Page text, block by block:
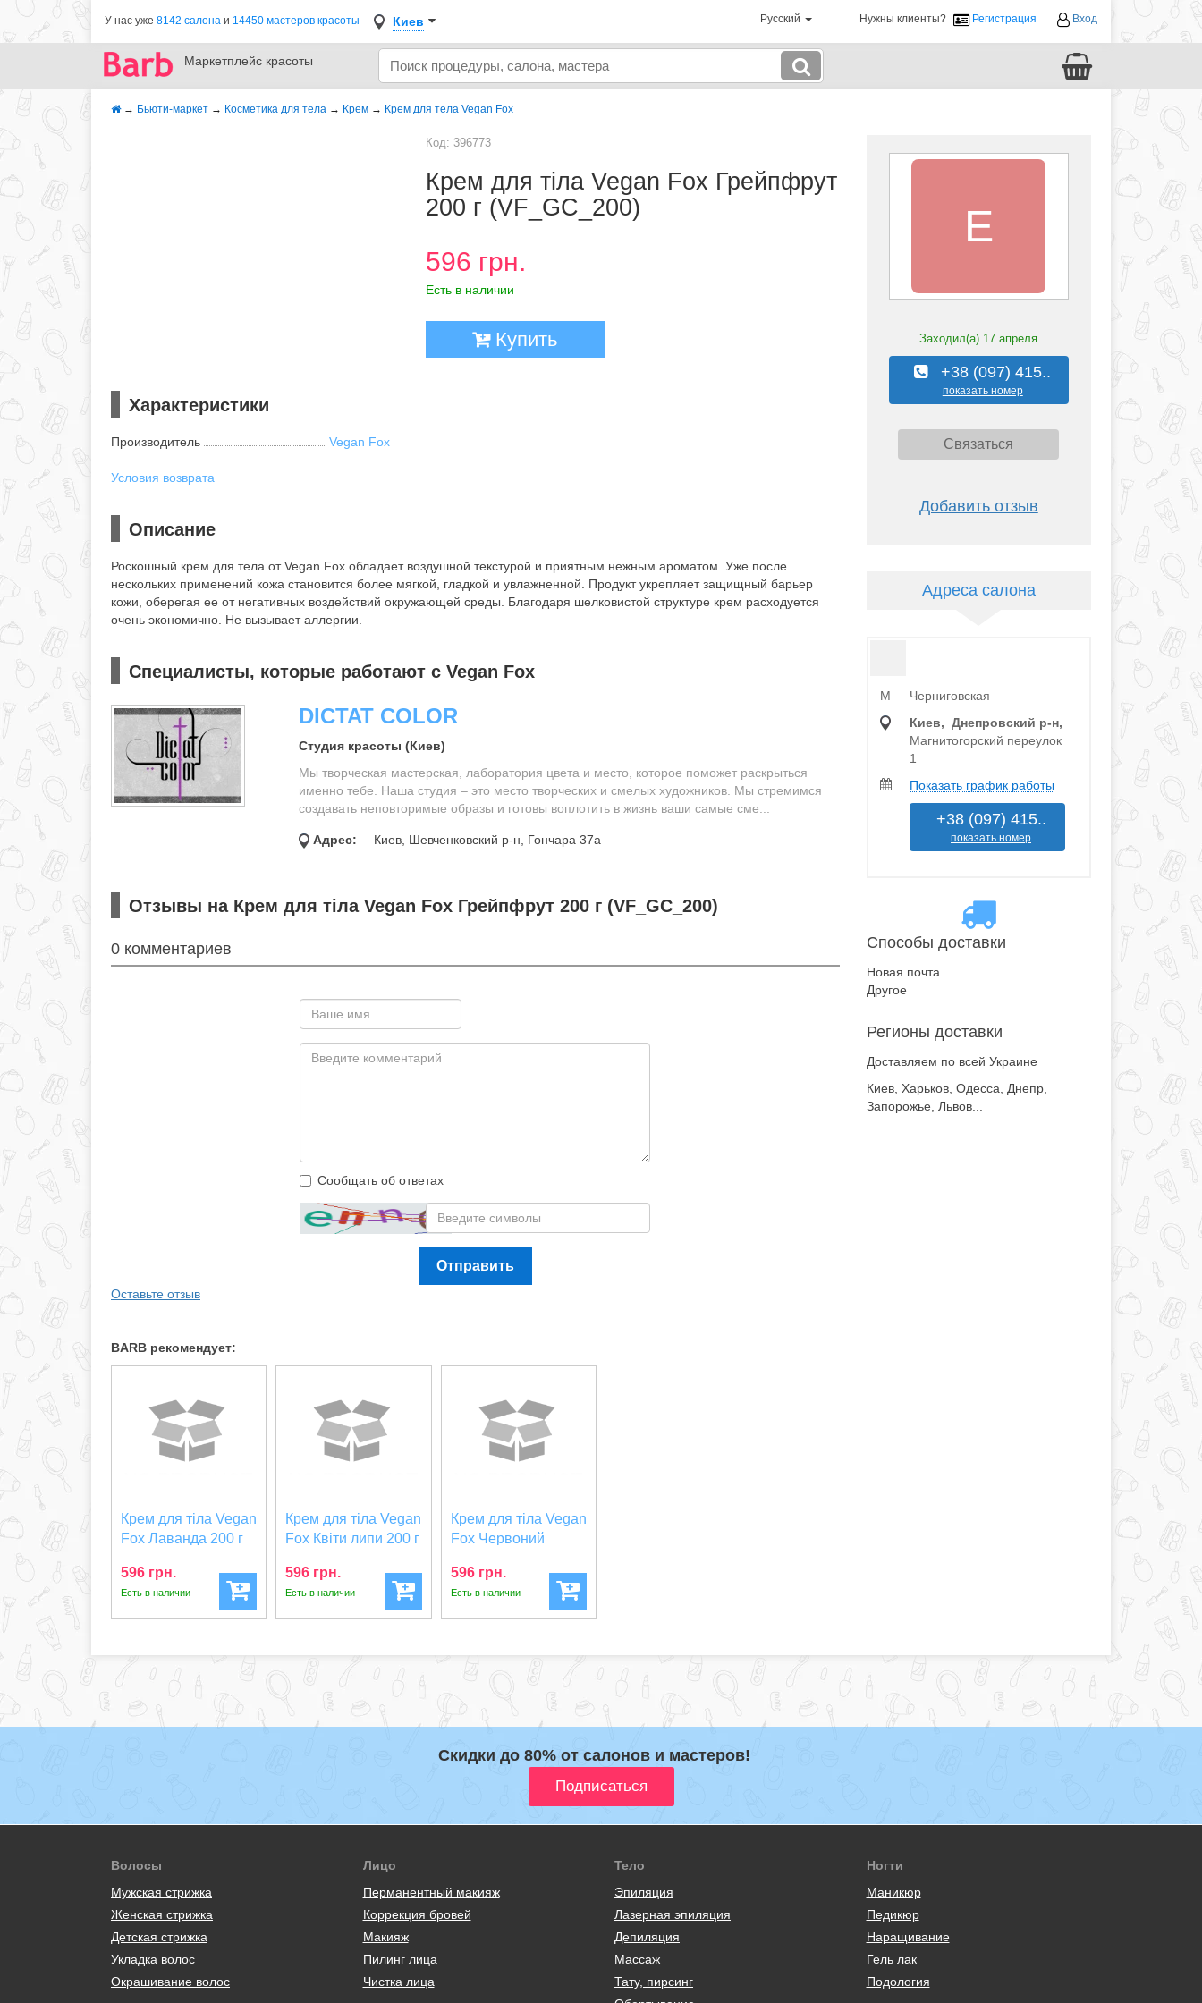
У нас уже 8142 салона и 14450 мастеров красоты Киев Русский Нужны клиенты? Регистрация Вход
Маркетплейс красоты
→ Бьюти-маркет → Косметика для тела → Крем → Крем для тела Vegan Fox
Код: 396773
Крем для тіла Vegan Fox Грейпфрут
200 г (VF_GC_200)
596 грн.
Есть в наличии
Купить
Характеристики
Производитель Vegan Fox
Условия возврата
Описание
Роскошный крем для тела от Vegan Fox обладает воздушной текстурой и приятным нежным ароматом. Уже после
нескольких применений кожа становится более мягкой, гладкой и увлажненной. Продукт укрепляет защищный барьер
кожи, оберегая ее от негативных воздействий окружающей среды. Благодаря шелковистой структуре крем расходуется
очень экономично. Не вызывает аллергии.
Специалисты, которые работают с Vegan Fox
DICTAT COLOR
Студия красоты (Киев)
Мы творческая мастерская, лаборатория цвета и место, которое поможет раскрыться
именно тебе. Наша студия – это место творческих и смелых художников. Мы стремимся
создавать неповторимые образы и готовы воплотить в жизнь ваши самые сме...
Адрес: Киев, Шевченковский р-н, Гончара 37а
Отзывы на Крем для тіла Vegan Fox Грейпфрут 200 г (VF_GC_200)
0 комментариев
Сообщать об ответах
Отправить
Оставьте отзыв
E
Заходил(а) 17 апреля
+38 (097) 415..
показать номер
Связаться
Добавить отзыв
Адреса салона
M
Черниговская
Киев, Днепровский р‑н,
Магнитогорский переулок
1
Показать график работы
+38 (097) 415..
показать номер
Способы доставки
Новая почта
Другое
Регионы доставки
Доставляем по всей Украине
Киев, Харьков, Одесса, Днепр,
Запорожье, Львов...
BARB рекомендует:
Крем для тіла Vegan
Fox Лаванда 200 г
596 грн.
Есть в наличии
Крем для тіла Vegan
Fox Квіти липи 200 г
596 грн.
Есть в наличии
Крем для тіла Vegan
Fox Червоний
596 грн.
Есть в наличии
Скидки до 80% от салонов и мастеров!
Волосы
Мужская стрижка
Женская стрижка
Детская стрижка
Укладка волос
Окрашивание волос
Лицо
Перманентный макияж
Коррекция бровей
Макияж
Пилинг лица
Чистка лица
Тело
Эпиляция
Лазерная эпиляция
Депиляция
Массаж
Тату, пирсинг
Ногти
Маникюр
Педикюр
Наращивание
Гель лак
Подология